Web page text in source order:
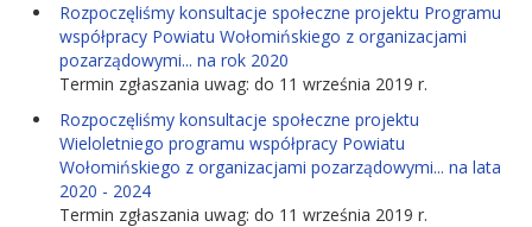
Rozpoczęliśmy konsultacje społeczne projektu Programu
współpracy Powiatu Wołomińskiego z organizacjami
pozarządowymi... na rok 2020
Termin zgłaszania uwag: do 11 września 2019 r.
Rozpoczęliśmy konsultacje społeczne projektu
Wieloletniego programu współpracy Powiatu
Wołomińskiego z organizacjami pozarządowymi... na lata
2020 - 2024
Termin zgłaszania uwag: do 11 września 2019 r.